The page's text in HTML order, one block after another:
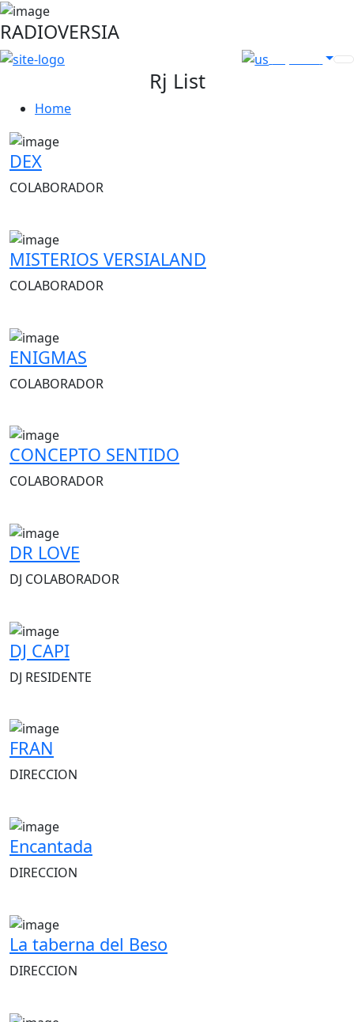
RADIOVERSIA
Rj List
Home
DEX
COLABORADOR
MISTERIOS VERSIALAND
COLABORADOR
ENIGMAS
COLABORADOR
CONCEPTO SENTIDO
COLABORADOR
DR LOVE
DJ COLABORADOR
DJ CAPI
DJ RESIDENTE
FRAN
DIRECCION
Encantada
DIRECCION
La taberna del Beso
DIRECCION